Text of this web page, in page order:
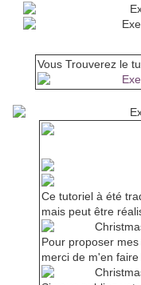
Vous Trouverez le
Ce tutoriel à été
mais peut être
Pour proposer
merci de m'en faire